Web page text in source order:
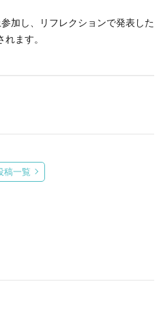
加し、リフレクションで発表した
ます。
稿一覧